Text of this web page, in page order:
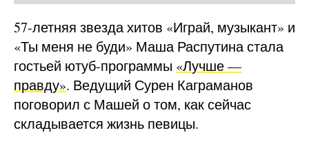
57-летняя звезда хитов «Играй, музыкант» и
«Ты меня не буди» Маша Распутина стала
гостьей ютуб-программы «Лучше —
правду». Ведущий Сурен Каграманов
поговорил с Машей о том, как сейчас
складывается жизнь певицы.